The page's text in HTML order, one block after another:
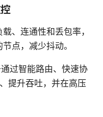
、连通性和丢包率，
点，减少抖动。
过智能路由、快速协
提升吞吐，并在高压